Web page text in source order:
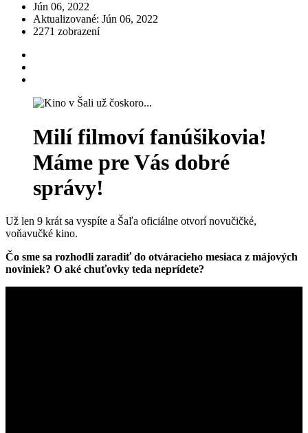
Jún 06, 2022
Aktualizované: Jún 06, 2022
2271 zobrazení
Milí filmoví fanúšikovia!
Máme pre Vás dobré
správy!
Už len 9 krát sa vyspíte a Šaľa oficiálne otvorí novučičké,
voňavučké kino.
Čo sme sa rozhodli zaradiť do otváracieho mesiaca z májových
noviniek? O aké chuťovky teda neprídete?